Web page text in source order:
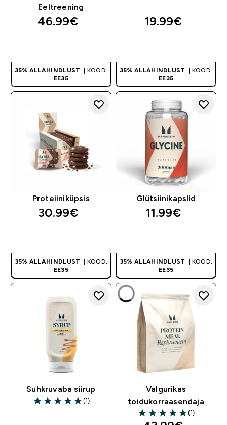
Eeltreening
46.99€‎
35% ALLAHINDLUST
| KOOD:
EE35
19.99€‎
35% ALLAHINDLUST
| KOOD:
EE35
Proteiiniküpsis
30.99€‎
35% ALLAHINDLUST
| KOOD:
EE35
Glütsiinikapslid
11.99€‎
35% ALLAHINDLUST
| KOOD:
EE35
Suhkruvaba siirup
5 out of 5 stars
(1)
Valgurikas
toidukorraasendaja
5 out of 5 stars
(1)